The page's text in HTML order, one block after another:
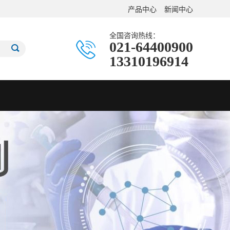
产品中心 新闻中心
全国咨询热线：
021-64400900
13310196914